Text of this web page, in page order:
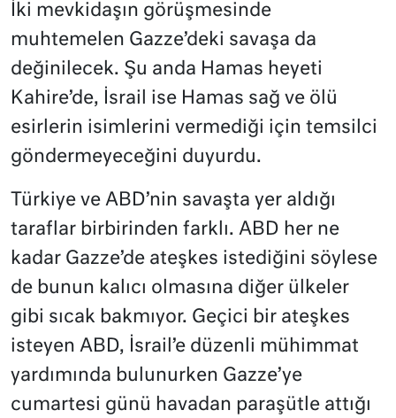
İki mevkidaşın görüşmesinde
muhtemelen Gazze’deki savaşa da
değinilecek. Şu anda Hamas heyeti
Kahire’de, İsrail ise Hamas sağ ve ölü
esirlerin isimlerini vermediği için temsilci
göndermeyeceğini duyurdu.
Türkiye ve ABD’nin savaşta yer aldığı
taraflar birbirinden farklı. ABD her ne
kadar Gazze’de ateşkes istediğini söylese
de bunun kalıcı olmasına diğer ülkeler
gibi sıcak bakmıyor. Geçici bir ateşkes
isteyen ABD, İsrail’e düzenli mühimmat
yardımında bulunurken Gazze’ye
cumartesi günü havadan paraşütle attığı